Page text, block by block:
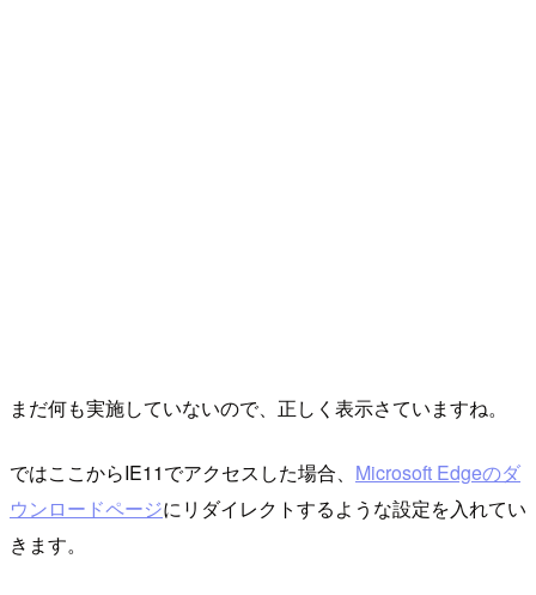
まだ何も実施していないので、正しく表示さていますね。
ではここからIE11でアクセスした場合、 Microsoft Edgeのダ
ウンロードページにリダイレクトするような設定を入れてい
きます。